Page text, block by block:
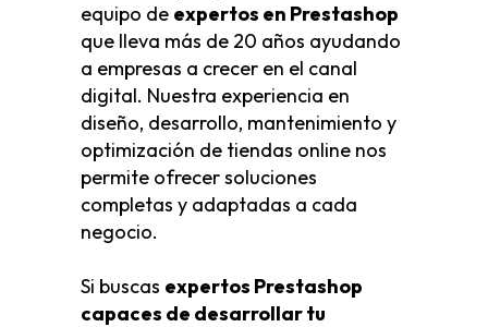
equipo de expertos en Prestashop
que lleva más de 20 años ayudando
a empresas a crecer en el canal
digital. Nuestra experiencia en
diseño, desarrollo, mantenimiento y
optimización de tiendas online nos
permite ofrecer soluciones
completas y adaptadas a cada
negocio.
Si buscas expertos Prestashop
capaces de desarrollar tu